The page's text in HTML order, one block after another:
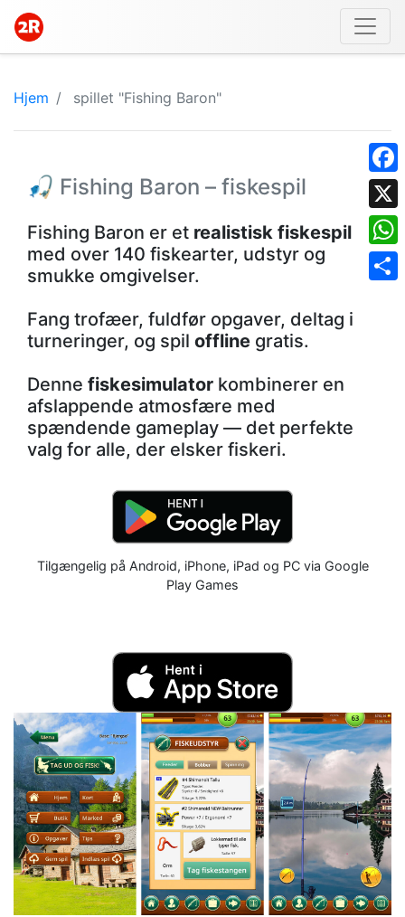
X
Hjem spillet "Fishing Baron"
🎣 Fishing Baron – fiskespil
Fishing Baron er et realistisk fiskespil
med over 140 fiskearter, udstyr og
smukke omgivelser.
Fang trofæer, fuldfør opgaver, deltag i
turneringer, og spil offline gratis.
Denne fiskesimulator kombinerer en
afslappende atmosfære med
spændende gameplay — det perfekte
valg for alle, der elsker fiskeri.
Tilgængelig på Android, iPhone, iPad og PC via Google
Play Games